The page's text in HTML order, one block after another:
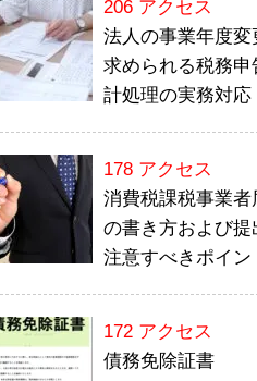
206 アクセス
法人の事業年度変
求められる税務申
計処理の実務対応
178 アクセス
消費税課税事業者
の書き方および提
注意すべきポイン
172 アクセス
債務免除証書